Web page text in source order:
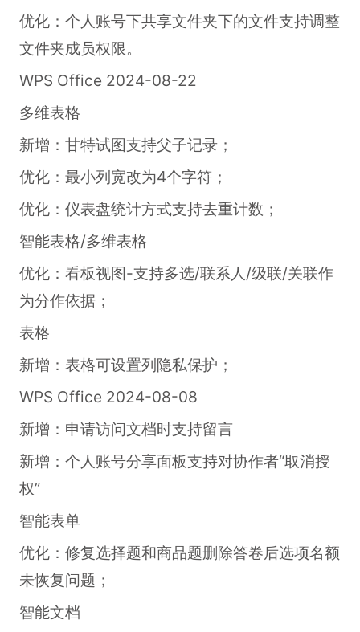
优化：个人账号下共享文件夹下的文件支持调整
文件夹成员权限。
WPS Office 2024-08-22
多维表格
新增：甘特试图支持父子记录；
优化：最小列宽改为4个字符；
优化：仪表盘统计方式支持去重计数；
智能表格/多维表格
优化：看板视图-支持多选/联系人/级联/关联作
为分作依据；
表格
新增：表格可设置列隐私保护；
WPS Office 2024-08-08
新增：申请访问文档时支持留言
新增：个人账号分享面板支持对协作者“取消授
权”
智能表单
优化：修复选择题和商品题删除答卷后选项名额
未恢复问题；
智能文档